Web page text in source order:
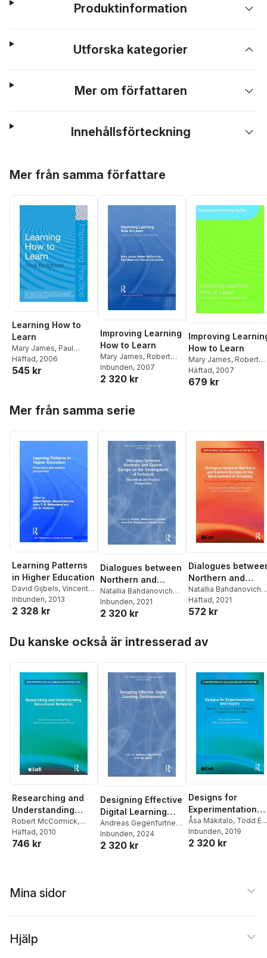
Produktinformation
Utforska kategorier
Mer om författaren
Innehållsförteckning
Mer från samma författare
Learning How to
Learn
Mary James, Paul
Black,Patrick
Carmichael
MacBeath,Bethan
McCormick,David
Procter,Sue Swaffield
DYLAN WILIAM
Häftad, 2006
545 kr
Improving Learning
How to Learn
Mary James, Robert
McCormick,Paul Black
Patrick Carmichael
MacBeath
Richard Procter,Sue
Swaffield,Joanna
Inbunden, 2007
2 320 kr
Improving
How to Learn
Mary James, Robert
McCormick,Paul Black
Patrick Carmichael
Richard Procter,Sue
Joanna
Swann,Dylan Wiliam
Häftad, 2007
679 kr
Mer från samma serie
Learning Patterns
in Higher Education
David Gijbels, Vincent
Donche,John T. E.
Richardson
Inbunden, 2013
2 328 kr
Dialogues between
Northern and
Eastern Europe on
the Development of
Inclusion
Natallia Bahdanovich
Hanssen, Sven-Erik
Hansén ,Kristina Ström
Inbunden, 2021
2 320 kr
Dialogues
Northern and
Eastern Europe on
the Development
Inclusion
Natallia Bahdanovich
Hanssen,Sven-Erik
Hansén,
Häftad, 2021
572 kr
Du kanske också är intresserad av
Researching and
Understanding
Educational
Networks
Robert McCormick,
Alison Fox,Patrick
Carmichael
Häftad, 2010
746 kr
Designing Effective
Digital Learning
Environments
Andreas Gegenfurtner ,
Ingo Kollar
Inbunden, 2024
2 320 kr
Designs for
Experimentation
and Inquiry
Åsa Mäkitalo, Todd E.
Nicewonger,Mark
Inbunden, 2019
2 320 kr
Mina sidor
Hjälp